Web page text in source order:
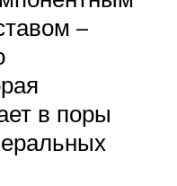
–
в поры